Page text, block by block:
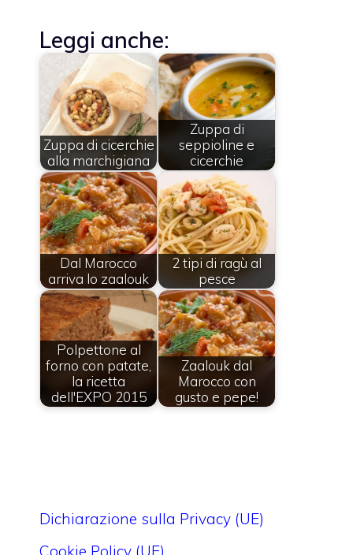
Leggi anche:
Zuppa di cicerchie
alla marchigiana
Zuppa di
seppioline e
cicerchie
Dal Marocco
arriva lo zaalouk
2 tipi di ragù al
pesce
Polpettone al
forno con patate,
la ricetta
dell'EXPO 2015
Zaalouk dal
Marocco con
gusto e pepe!
Dichiarazione sulla Privacy (UE)
Cookie Policy (UE)